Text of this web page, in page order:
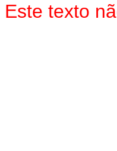
Este texto